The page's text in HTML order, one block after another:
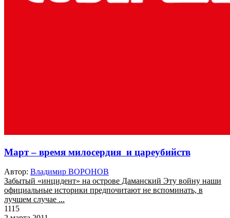
Март – время милосердия и цареубийств
Автор: Владимир ВОРОНОВ
Забытый «инцидент» на острове Даманский Эту войну наши
официальные историки предпочитают не вспоминать, в
лучшем случае ...
1115